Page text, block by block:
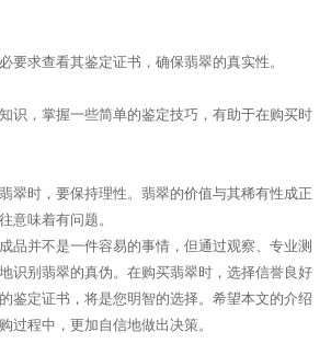
要求查看其鉴定证书，确保翡翠的真实性。
识，掌握一些简单的鉴定技巧，有助于在购买时
翠时，要保持理性。翡翠的价值与其稀有性成正
意味着有问题。
品并不是一件容易的事情，但通过观察、专业测
识别翡翠的真伪。在购买翡翠时，选择信誉良好
鉴定证书，将是您明智的选择。希望本文的介绍
过程中，更加自信地做出决策。